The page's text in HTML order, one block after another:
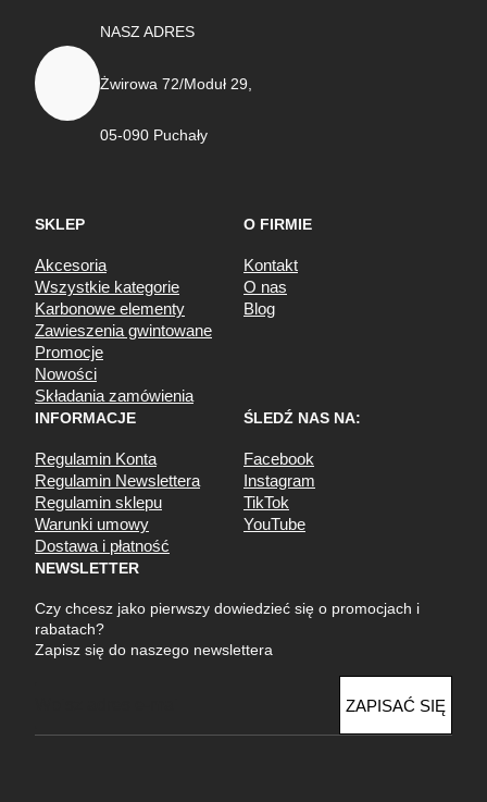
NASZ ADRES
Żwirowa 72/Moduł 29,
05-090 Puchały
SKLEP
Akcesoria
Wszystkie kategorie
Karbonowe elementy
Zawieszenia gwintowane
Promocje
Nowości
Składania zamówienia
O FIRMIE
Kontakt
O nas
Blog
INFORMACJE
Regulamin Konta
Regulamin Newslettera
Regulamin sklepu
Warunki umowy
Dostawa i płatność
ŚLEDŹ NAS NA:
Facebook
Instagram
TikTok
YouTube
NEWSLETTER
Czy chcesz jako pierwszy dowiedzieć się o promocjach i
rabatach?
Zapisz się do naszego newslettera
a
ZAPISAĆ SIĘ